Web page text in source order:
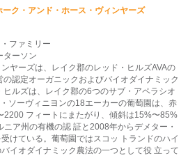
ク・アンド・ホース・ヴィンヤーズ
ファミリー
ターソン
ヤーズは、レイク郡のレッド・ヒルズAVAの
認定オーガニックおよびバイオダイナミック
ルズは、レイク郡の6つのサブ・アペラシオ
ソーヴィニヨンの18エーカーの葡萄園は、赤
2200 フィートにまたがり、傾斜は15%〜85%
ア州の有機の認 証と2008年からデメター・
けている。葡萄園ではスコッ トランドのハイ
イオダイナミック農法の一つとして役 立って